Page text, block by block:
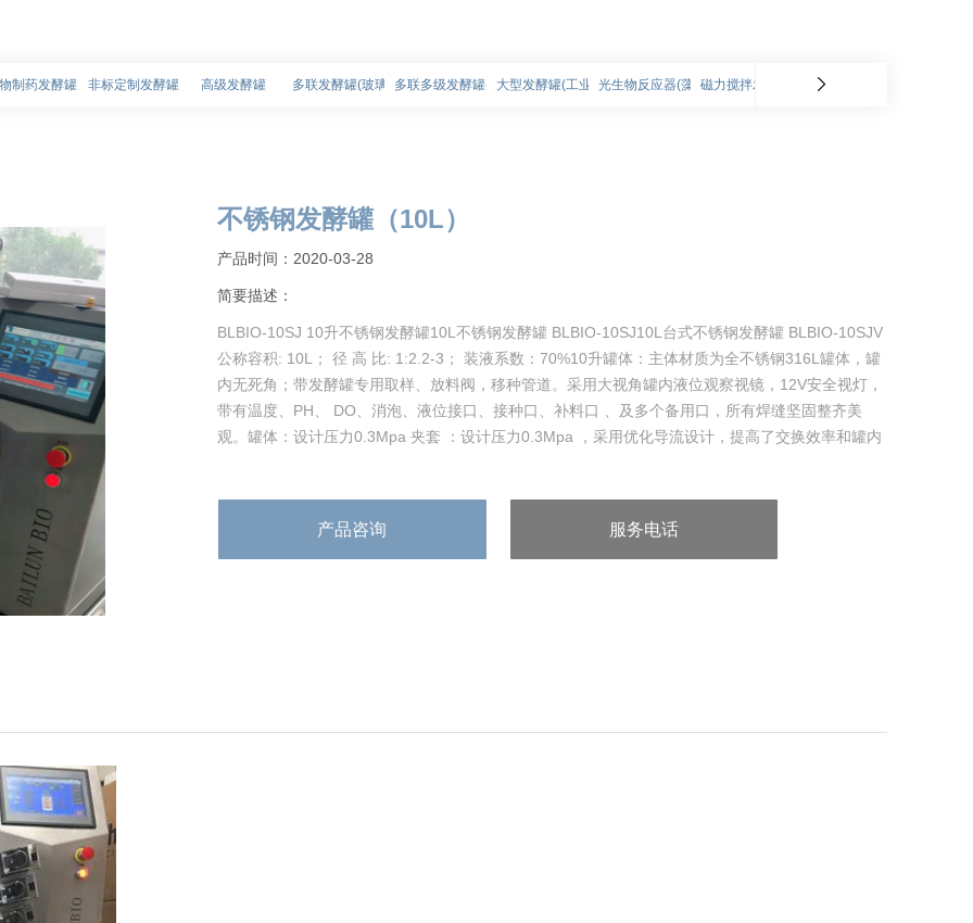
制药发酵罐 非标定制发酵罐 高级发酵罐 多联发酵罐(玻璃) 多联多级发酵罐(不锈钢)大型发酵罐(工业化生产)光生物反应器(藻类)磁力搅拌发酵罐 气升式搅拌发酵罐
不锈钢发酵罐（10L）
产品时间：2020-03-28
简要描述：
BLBIO-10SJ 10升不锈钢发酵罐10L不锈钢发酵罐 BLBIO-10SJ10L台式不锈钢发酵罐 BLBIO-10SJV
公称容积: 10L； 径 高 比: 1:2.2-3； 装液系数：70%10升罐体：主体材质为全不锈钢316L罐体，罐
内无死角；带发酵罐专用取样、放料阀，移种管道。采用大视角罐内液位观察视镜，12V安全视灯，
带有温度、PH、 DO、消泡、液位接口、接种口、补料口 、及多个备用口，所有焊缝坚固整齐美
观。罐体：设计压力0.3Mpa 夹套 ：设计压力0.3Mpa ，采用优化导流设计，提高了交换效率和罐内
产品咨询 服务电话